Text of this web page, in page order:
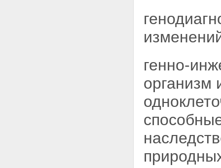
генно-
организм